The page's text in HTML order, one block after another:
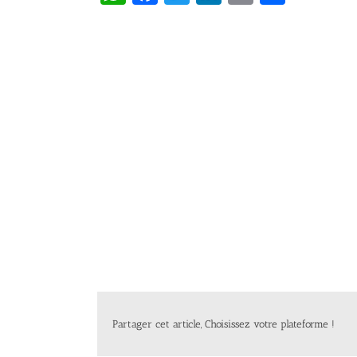
Partager cet article, Choisissez votre plateforme !